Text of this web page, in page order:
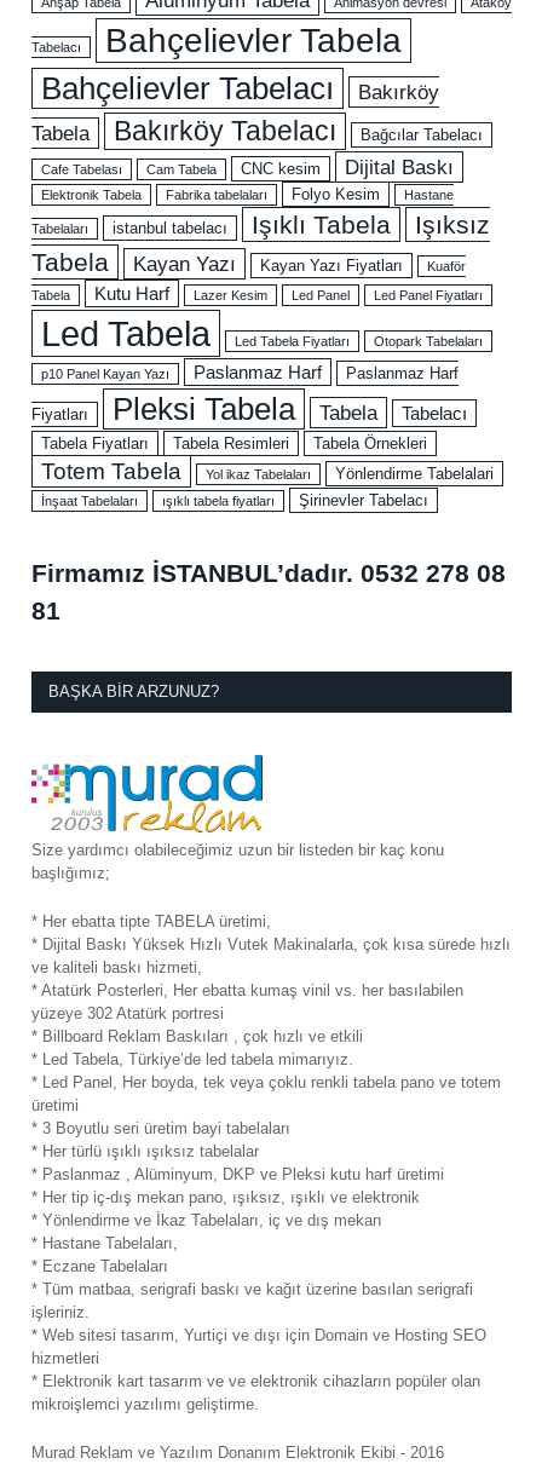
Tabelacı Bahçelievler Tabela
Bahçelievler Tabelacı
Bakırköy
Tabela
Bakırköy Tabelacı Bağcılar Tabelacı
Cafe Tabelası Cam Tabela CNC kesim Dijital Baskı
Elektronik Tabela Fabrika tabelaları Folyo Kesim Hastane
Tabelaları istanbul tabelacı Işıklı Tabela
Işıksız
Tabela
Kayan Yazı Kayan Yazı Fiyatları
Kuaför
Tabela
Kutu Harf Lazer Kesim Led Panel Led Panel Fiyatları
Led Tabela Led Tabela Fiyatları Otopark Tabelaları
p10 Panel Kayan Yazı Paslanmaz Harf Paslanmaz Harf
Fiyatları Pleksi Tabela Tabela Tabelacı
Tabela Fiyatları Tabela Resimleri Tabela Örnekleri
Totem Tabela Yol ikaz Tabelaları Yönlendirme Tabelalari
İnşaat Tabelaları ışıklı tabela fiyatları Şirinevler Tabelacı
Firmamız İSTANBUL’dadır. 0532 278 08
81
BAŞKA BIR ARZUNUZ?
Size yardımcı olabileceğimiz uzun bir listeden bir kaç konu
başlığımız;
* Her ebatta tipte TABELA üretimi,
* Dijital Baskı Yüksek Hızlı Vutek Makinalarla, çok kısa sürede hızlı
ve kaliteli baskı hizmeti,
* Atatürk Posterleri, Her ebatta kumaş vinil vs. her basılabilen
yüzeye 302 Atatürk portresi
* Billboard Reklam Baskıları , çok hızlı ve etkili
* Led Tabela, Türkiye’de led tabela mimarıyız.
* Led Panel, Her boyda, tek veya çoklu renkli tabela pano ve totem
üretimi
* 3 Boyutlu seri üretim bayi tabelaları
* Her türlü ışıklı ışıksız tabelalar
* Paslanmaz , Alüminyum, DKP ve Pleksi kutu harf üretimi
* Her tip iç-dış mekan pano, ışıksız, ışıklı ve elektronik
* Yönlendirme ve İkaz Tabelaları, iç ve dış mekan
* Hastane Tabelaları,
* Eczane Tabelaları
* Tüm matbaa, serigrafi baskı ve kağıt üzerine basılan serigrafi
işleriniz.
* Web sitesi tasarım, Yurtiçi ve dışı için Domain ve Hosting SEO
hizmetleri
* Elektronik kart tasarım ve ve elektronik cihazların popüler olan
mikroişlemci yazılımı geliştirme.
Murad Reklam ve Yazılım Donanım Elektronik Ekibi - 2016